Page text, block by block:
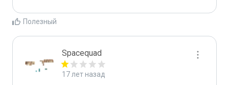
Полезный
Spacequad
17 лет назад